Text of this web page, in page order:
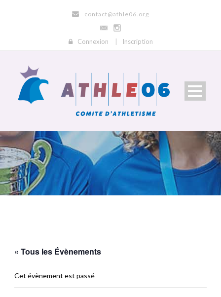
contact@athle06.org
Connexion Inscription
« Tous les Évènements
Cet évènement est passé